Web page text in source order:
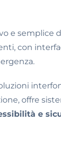
e semplice
con
offre
e